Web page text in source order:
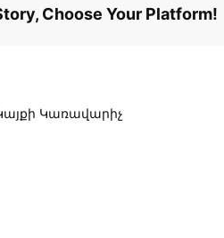
Choose Your Platform!
Կառավարիչ